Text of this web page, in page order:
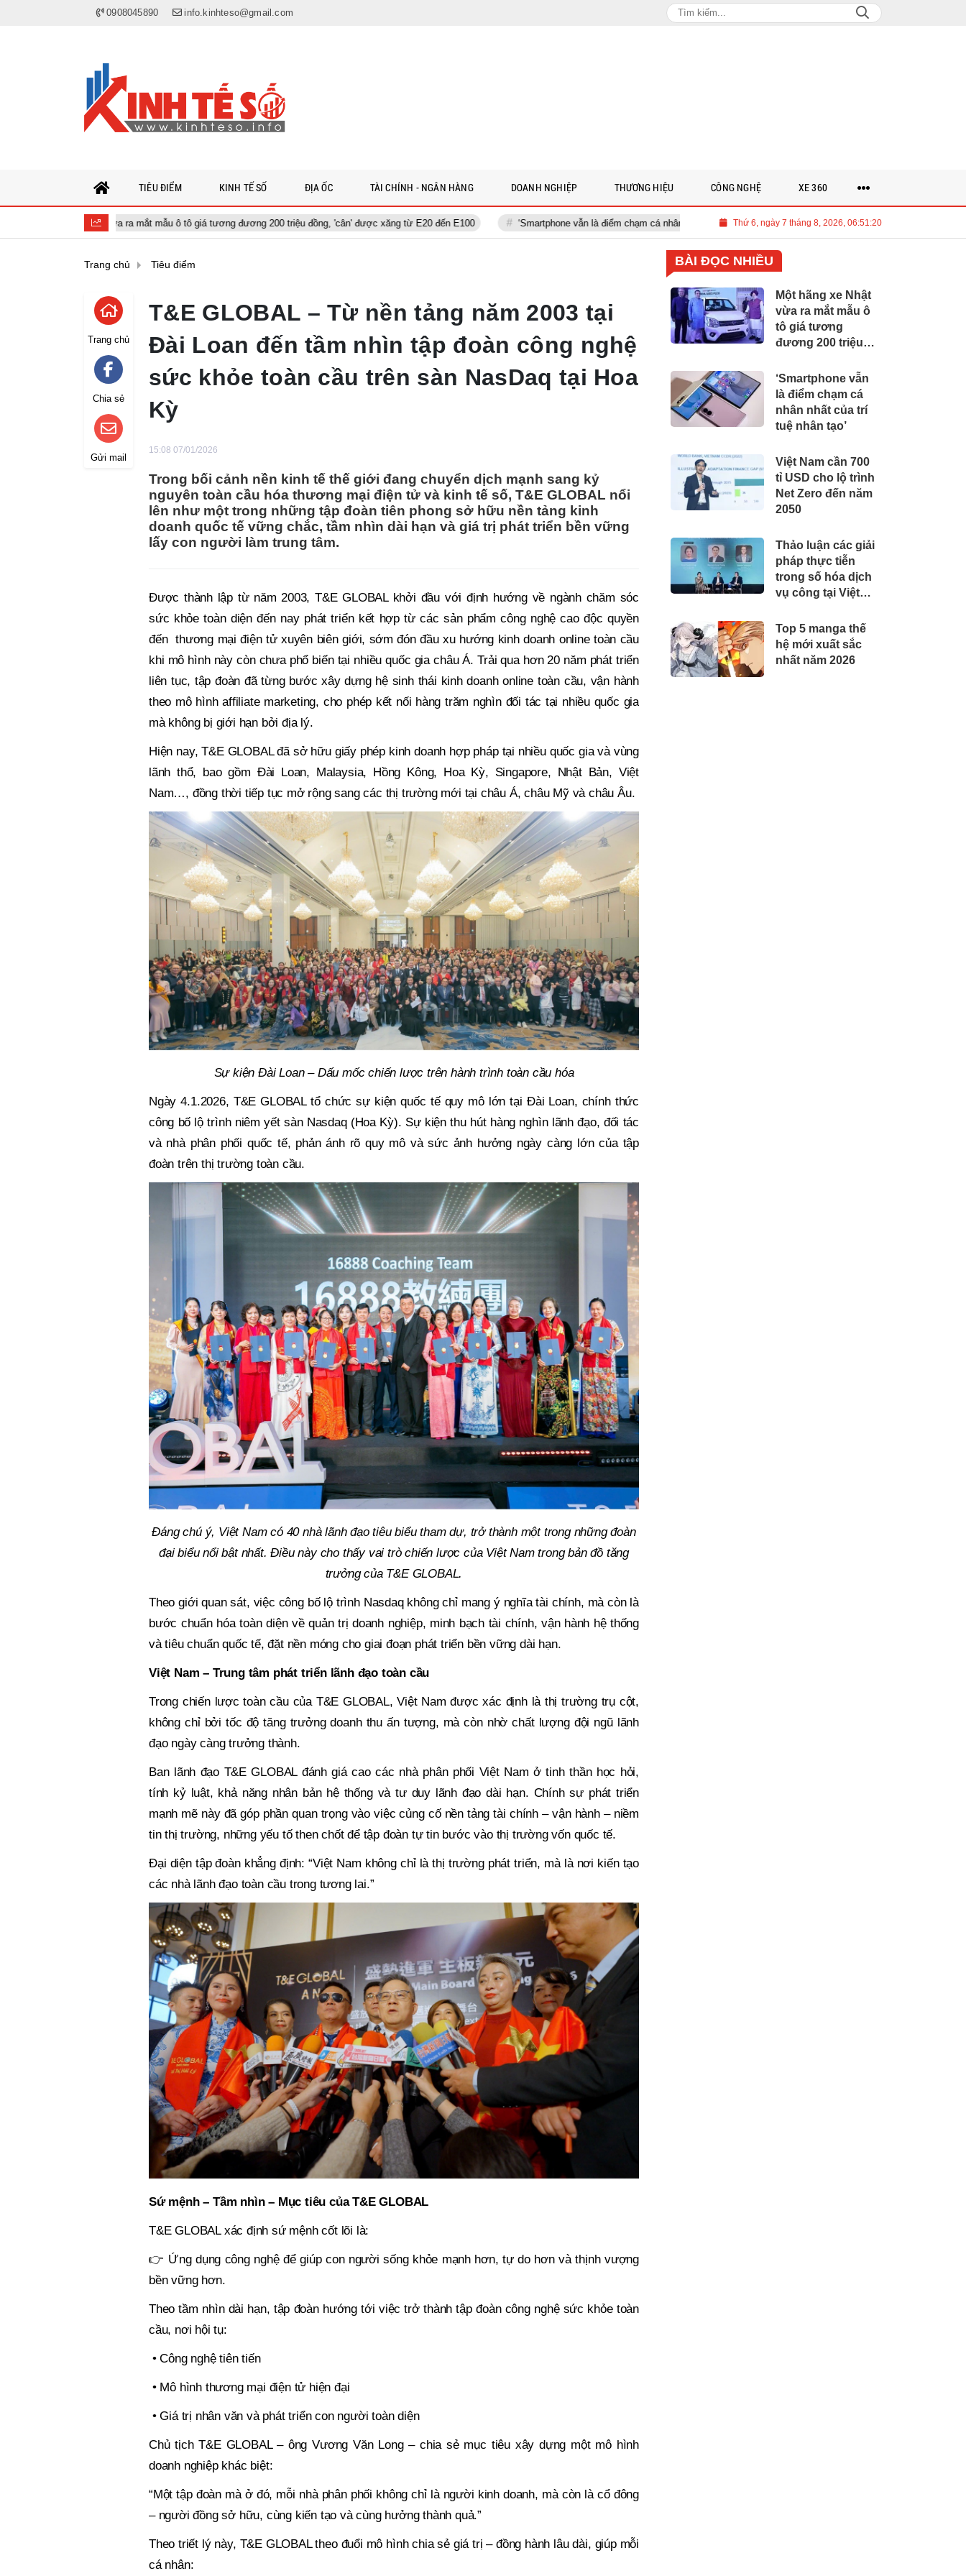
0908045890 info.kinhteso@gmail.com
vừa ra mắt mẫu ô tô giá tương đương 200 triệu đồng, 'cân' được xăng từ E20 đến E100 ‘Smartphone vẫn là điểm chạm cá nhân nhất của trí tuệ nhân tạo’ Việt Nam cần 700 tỉ USD cho lộ trình Net Zero đến
Thứ 6, ngày 7 tháng 8, 2026, 06:51:22
TIÊU ĐIỂM KINH TẾ SỐ ĐỊA ỐC TÀI CHÍNH - NGÂN HÀNG DOANH NGHIỆP THƯƠNG HIỆU CÔNG NGHỆ XE 360
Trang chủ Tiêu điểm
Trang chủ
Chia sẻ
Gửi mail
T&E GLOBAL – Từ nền tảng năm 2003 tại
Đài Loan đến tầm nhìn tập đoàn công nghệ
sức khỏe toàn cầu trên sàn NasDaq tại Hoa
Kỳ
15:08 07/01/2026
Trong bối cảnh nền kinh tế thế giới đang chuyển dịch mạnh sang kỷ
nguyên toàn cầu hóa thương mại điện tử và kinh tế số, T&E GLOBAL nổi
lên như một trong những tập đoàn tiên phong sở hữu nền tảng kinh
doanh quốc tế vững chắc, tầm nhìn dài hạn và giá trị phát triển bền vững
lấy con người làm trung tâm.
Được thành lập từ năm 2003, T&E GLOBAL khởi đầu với định hướng về ngành chăm sóc
sức khỏe toàn diện đến nay phát triển kết hợp từ các sản phẩm công nghệ cao độc quyền
đến thương mại điện tử xuyên biên giới, sớm đón đầu xu hướng kinh doanh online toàn cầu
khi mô hình này còn chưa phổ biến tại nhiều quốc gia châu Á. Trải qua hơn 20 năm phát triển
liên tục, tập đoàn đã từng bước xây dựng hệ sinh thái kinh doanh online toàn cầu, vận hành
theo mô hình affiliate marketing, cho phép kết nối hàng trăm nghìn đối tác tại nhiều quốc gia
mà không bị giới hạn bởi địa lý.
Hiện nay, T&E GLOBAL đã sở hữu giấy phép kinh doanh hợp pháp tại nhiều quốc gia và vùng
lãnh thổ, bao gồm Đài Loan, Malaysia, Hồng Kông, Hoa Kỳ, Singapore, Nhật Bản, Việt
Nam…, đồng thời tiếp tục mở rộng sang các thị trường mới tại châu Á, châu Mỹ và châu Âu.
Sự kiện Đài Loan – Dấu mốc chiến lược trên hành trình toàn cầu hóa
Ngày 4.1.2026, T&E GLOBAL tổ chức sự kiện quốc tế quy mô lớn tại Đài Loan, chính thức
công bố lộ trình niêm yết sàn Nasdaq (Hoa Kỳ). Sự kiện thu hút hàng nghìn lãnh đạo, đối tác
và nhà phân phối quốc tế, phản ánh rõ quy mô và sức ảnh hưởng ngày càng lớn của tập
đoàn trên thị trường toàn cầu.
Đáng chú ý, Việt Nam có 40 nhà lãnh đạo tiêu biểu tham dự, trở thành một trong những đoàn
đại biểu nổi bật nhất. Điều này cho thấy vai trò chiến lược của Việt Nam trong bản đồ tăng
trưởng của T&E GLOBAL.
Theo giới quan sát, việc công bố lộ trình Nasdaq không chỉ mang ý nghĩa tài chính, mà còn là
bước chuẩn hóa toàn diện về quản trị doanh nghiệp, minh bạch tài chính, vận hành hệ thống
và tiêu chuẩn quốc tế, đặt nền móng cho giai đoạn phát triển bền vững dài hạn.
Việt Nam – Trung tâm phát triển lãnh đạo toàn cầu
Trong chiến lược toàn cầu của T&E GLOBAL, Việt Nam được xác định là thị trường trụ cột,
không chỉ bởi tốc độ tăng trưởng doanh thu ấn tượng, mà còn nhờ chất lượng đội ngũ lãnh
đạo ngày càng trưởng thành.
Ban lãnh đạo T&E GLOBAL đánh giá cao các nhà phân phối Việt Nam ở tinh thần học hỏi,
tính kỷ luật, khả năng nhân bản hệ thống và tư duy lãnh đạo dài hạn. Chính sự phát triển
mạnh mẽ này đã góp phần quan trọng vào việc củng cố nền tảng tài chính – vận hành – niềm
tin thị trường, những yếu tố then chốt để tập đoàn tự tin bước vào thị trường vốn quốc tế.
Đại diện tập đoàn khẳng định: “Việt Nam không chỉ là thị trường phát triển, mà là nơi kiến tạo
các nhà lãnh đạo toàn cầu trong tương lai.”
Sứ mệnh – Tầm nhìn – Mục tiêu của T&E GLOBAL
T&E GLOBAL xác định sứ mệnh cốt lõi là:
👉 Ứng dụng công nghệ để giúp con người sống khỏe mạnh hơn, tự do hơn và thịnh vượng
bền vững hơn.
Theo tầm nhìn dài hạn, tập đoàn hướng tới việc trở thành tập đoàn công nghệ sức khỏe toàn
cầu, nơi hội tụ:
• Công nghệ tiên tiến
• Mô hình thương mại điện tử hiện đại
• Giá trị nhân văn và phát triển con người toàn diện
Chủ tịch T&E GLOBAL – ông Vương Văn Long – chia sẻ mục tiêu xây dựng một mô hình
doanh nghiệp khác biệt:
“Một tập đoàn mà ở đó, mỗi nhà phân phối không chỉ là người kinh doanh, mà còn là cổ đông
– người đồng sở hữu, cùng kiến tạo và cùng hưởng thành quả.”
Theo triết lý này, T&E GLOBAL theo đuổi mô hình chia sẻ giá trị – đồng hành lâu dài, giúp mỗi
cá nhân:
BÀI ĐỌC NHIỀU
Một hãng xe Nhật
vừa ra mắt mẫu ô
tô giá tương
đương 200 triệu
xăng từ E20 đến
E100
‘Smartphone vẫn
là điểm chạm cá
nhân nhất của trí
tuệ nhân tạo’
Việt Nam cần 700
tỉ USD cho lộ trình
Net Zero đến năm
2050
Thảo luận các giải
pháp thực tiễn
trong số hóa dịch
vụ công tại Việt
Top 5 manga thế
hệ mới xuất sắc
nhất năm 2026